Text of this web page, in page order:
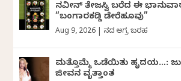
ನವೀನ್‌ ತೇಜಸ್ವಿ ಬರೆದ ಈ
“ಬಂಗಾರಕಡ್ಡಿ ಡೇರೆಹೂವು”
Aug 9, 2026 ದಿನದ ಅಗ್ರ ಬರಹ
ಮತ್ತೊಮ್ಮೆ ಒಡೆಯಿತು ಹೃದಯ…:
ಜೀವನ ವೃತ್ತಾಂತ